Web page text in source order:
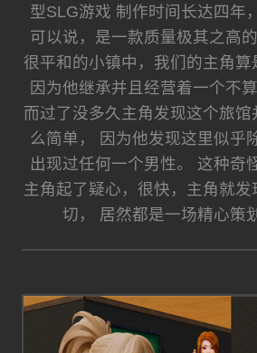
型SLG游戏 制作时间长达四年
可以说，是一款质量极其之高
很平和的小镇中，我们的主角算
因为他继承并且经营着一个不
而过了没多久主角发现这个旅
么简单， 因为他发现这里似乎
出现过任何一个男性。 这种奇
主角起了疑心，很快，主角就
切， 居然都是一场精心策